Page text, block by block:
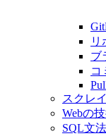
リ
ブ
コ
スクレ
Webの
SQL文法